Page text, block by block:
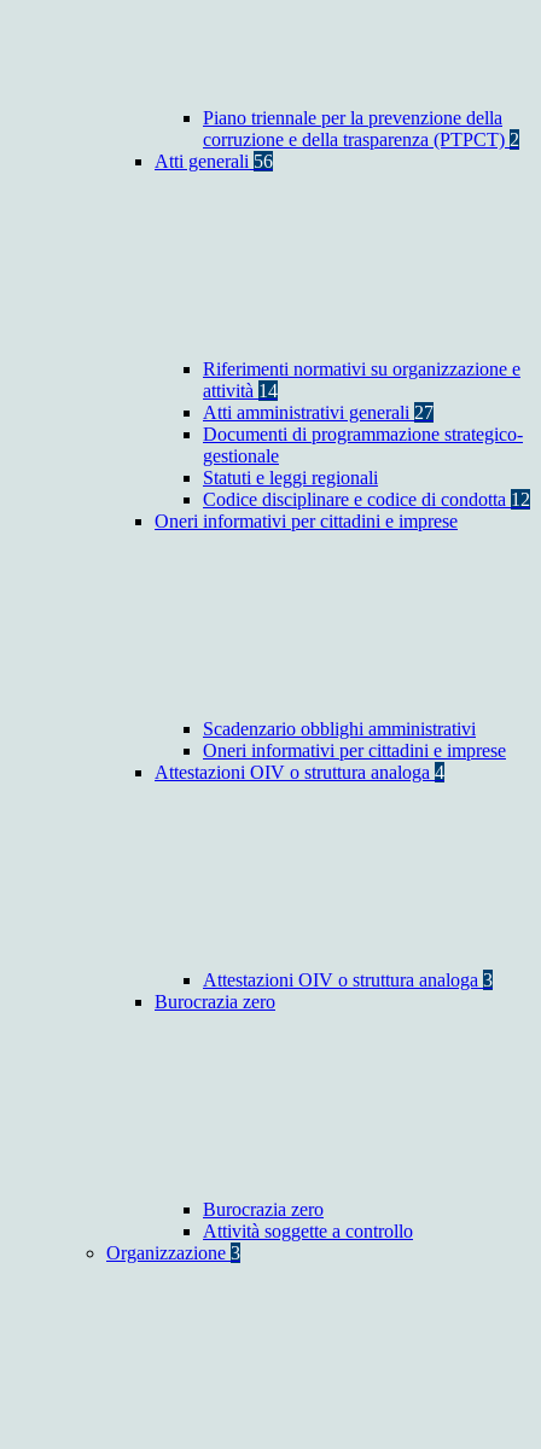
Piano triennale per la prevenzione della
corruzione e della trasparenza (PTPCT) 2
Atti generali 56
Riferimenti normativi su organizzazione e
attività 14
Atti amministrativi generali 27
Documenti di programmazione strategico-
gestionale
Statuti e leggi regionali
Codice disciplinare e codice di condotta 12
Oneri informativi per cittadini e imprese
Scadenzario obblighi amministrativi
Oneri informativi per cittadini e imprese
Attestazioni OIV o struttura analoga 4
Attestazioni OIV o struttura analoga 3
Burocrazia zero
Burocrazia zero
Attività soggette a controllo
Organizzazione 3